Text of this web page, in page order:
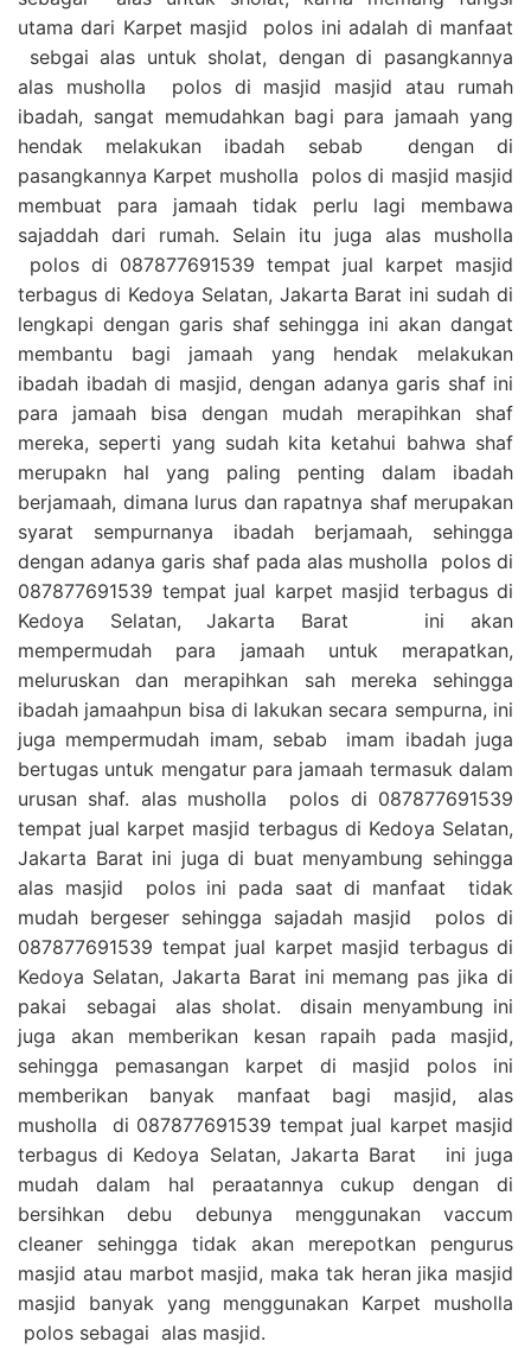
utama dari Karpet masjid polos ini adalah di manfaat
sebgai alas untuk sholat, dengan di pasangkannya
alas musholla polos di masjid masjid atau rumah
ibadah, sangat memudahkan bagi para jamaah yang
hendak melakukan ibadah sebab dengan di
pasangkannya Karpet musholla polos di masjid masjid
membuat para jamaah tidak perlu lagi membawa
sajaddah dari rumah. Selain itu juga alas musholla
polos di 087877691539 tempat jual karpet masjid
terbagus di Kedoya Selatan, Jakarta Barat ini sudah di
lengkapi dengan garis shaf sehingga ini akan dangat
membantu bagi jamaah yang hendak melakukan
ibadah ibadah di masjid, dengan adanya garis shaf ini
para jamaah bisa dengan mudah merapihkan shaf
mereka, seperti yang sudah kita ketahui bahwa shaf
merupakn hal yang paling penting dalam ibadah
berjamaah, dimana lurus dan rapatnya shaf merupakan
syarat sempurnanya ibadah berjamaah, sehingga
dengan adanya garis shaf pada alas musholla polos di
087877691539 tempat jual karpet masjid terbagus di
Kedoya Selatan, Jakarta Barat ini akan
mempermudah para jamaah untuk merapatkan,
meluruskan dan merapihkan sah mereka sehingga
ibadah jamaahpun bisa di lakukan secara sempurna, ini
juga mempermudah imam, sebab imam ibadah juga
bertugas untuk mengatur para jamaah termasuk dalam
urusan shaf. alas musholla polos di 087877691539
tempat jual karpet masjid terbagus di Kedoya Selatan,
Jakarta Barat ini juga di buat menyambung sehingga
alas masjid polos ini pada saat di manfaat tidak
mudah bergeser sehingga sajadah masjid polos di
087877691539 tempat jual karpet masjid terbagus di
Kedoya Selatan, Jakarta Barat ini memang pas jika di
pakai sebagai alas sholat. disain menyambung ini
juga akan memberikan kesan rapaih pada masjid,
sehingga pemasangan karpet di masjid polos ini
memberikan banyak manfaat bagi masjid, alas
musholla di 087877691539 tempat jual karpet masjid
terbagus di Kedoya Selatan, Jakarta Barat ini juga
mudah dalam hal peraatannya cukup dengan di
bersihkan debu debunya menggunakan vaccum
cleaner sehingga tidak akan merepotkan pengurus
masjid atau marbot masjid, maka tak heran jika masjid
masjid banyak yang menggunakan Karpet musholla
polos sebagai alas masjid.